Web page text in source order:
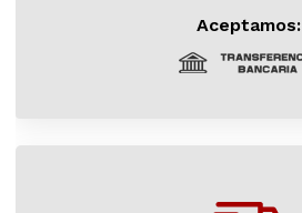
Aceptamos: